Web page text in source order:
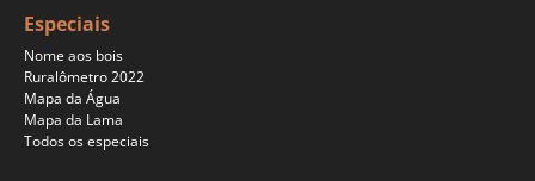
Especiais
Nome aos bois
Ruralômetro 2022
Mapa da Água
Mapa da Lama
Todos os especiais